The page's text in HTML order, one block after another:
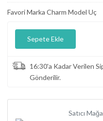
Favori Marka Charm Model Uç
Sepete Ekle
16:30'a Kadar Verilen
Gönderilir.
Satıcı